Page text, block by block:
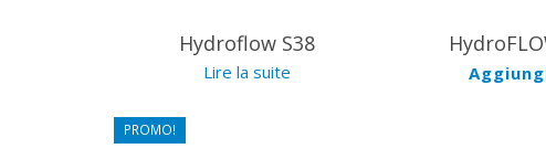
Hydroflow S38
Lire la suite
PROMO!